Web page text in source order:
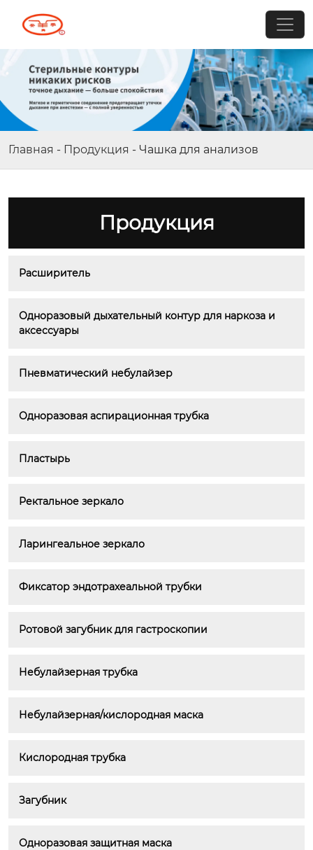
Главная - Продукция - Чашка для анализов
Продукция
Расширитель
Одноразовый дыхательный контур для наркоза и
аксессуары
Пневматический небулайзер
Одноразовая аспирационная трубка
Пластырь
Ректальное зеркало
Ларингеальное зеркало
Фиксатор эндотрахеальной трубки
Ротовой загубник для гастроскопии
Небулайзерная трубка
Небулайзерная/кислородная маска
Кислородная трубка
Загубник
Одноразовая защитная маска